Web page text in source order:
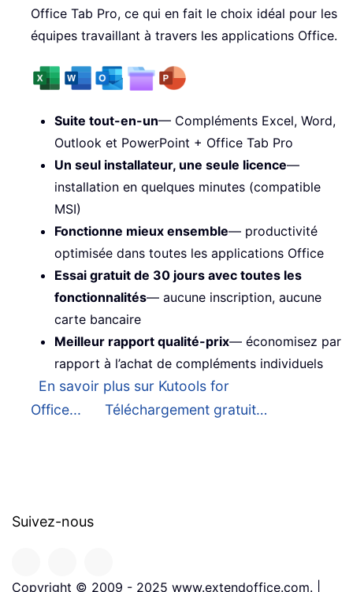
Office Tab Pro, ce qui en fait le choix idéal pour les
équipes travaillant à travers les applications Office.
Suite tout-en-un— Compléments Excel, Word,
Outlook et PowerPoint + Office Tab Pro
Un seul installateur, une seule licence—
installation en quelques minutes (compatible
MSI)
Fonctionne mieux ensemble— productivité
optimisée dans toutes les applications Office
Essai gratuit de 30 jours avec toutes les
fonctionnalités— aucune inscription, aucune
carte bancaire
Meilleur rapport qualité-prix— économisez par
rapport à l’achat de compléments individuels
En savoir plus sur Kutools for
Office...
Téléchargement gratuit…
Suivez-nous
Copyright © 2009 - 2025 www.extendoffice.com. |